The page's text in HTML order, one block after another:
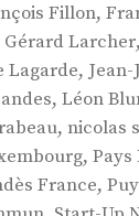
Fillon,
Gérard Larcher,
Lagarde,
, Léon
, nicolas
, Pays
France,